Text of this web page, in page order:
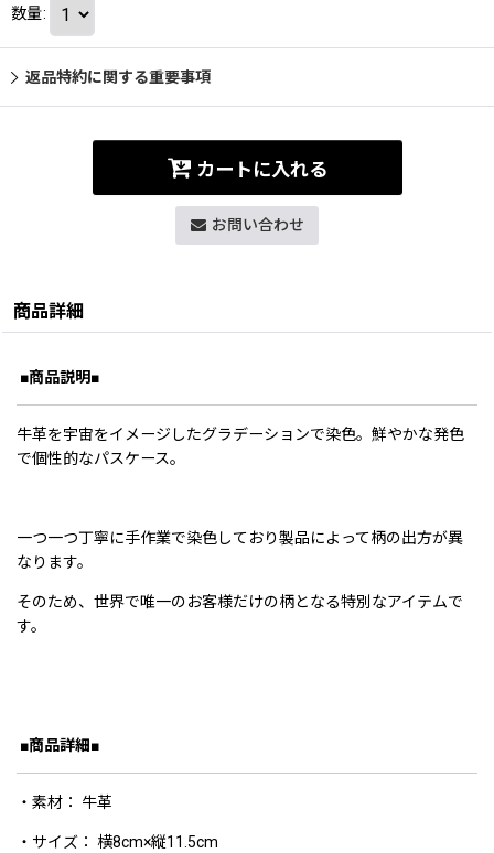
数量:
返品特約に関する重要事項
カートに入れる
お問い合わせ
商品詳細
■商品説明■
牛革を宇宙をイメージしたグラデーションで染色。鮮やかな発色
で個性的なパスケース。
一つ一つ丁寧に手作業で染色しており製品によって柄の出方が異
なります。
そのため、世界で唯一のお客様だけの柄となる特別なアイテムで
す。
■商品詳細■
・素材： 牛革
・サイズ： 横8cm×縦11.5cm